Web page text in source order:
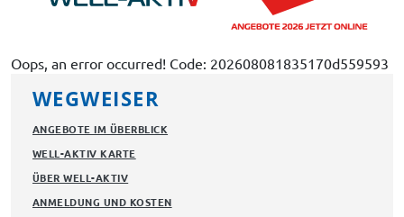
Oops, an error occurred! Code: 202608081835170d559593
WEGWEISER
ANGEBOTE IM ÜBERBLICK
WELL-AKTIV KARTE
ÜBER WELL-AKTIV
ANMELDUNG UND KOSTEN